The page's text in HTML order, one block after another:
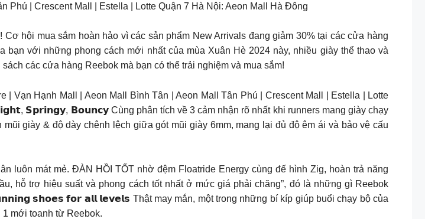
Phú | Crescent Mall | Estella | Lotte Quận 7 Hà Nội: Aeon Mall Hà Đông
sắm hoàn hảo vì các sản phẩm New Arrivals đang giảm 30% tại các cửa hàng
với những phong cách mới nhất của mùa Xuân Hè 2024 này, nhiều giày thể thao và
các cửa hàng Reebok mà bạn có thể trải nghiệm và mua sắm!
Hạnh Mall | Aeon Mall Bình Tân | Aeon Mall Tân Phú | Crescent Mall | Estella | Lotte
𝗦𝗽𝗿𝗶𝗻𝗴𝘆, 𝗕𝗼𝘂𝗻𝗰𝘆 Cùng phân tích về 3 cảm nhận rõ nhất khi runners mang giày chạy
giày & độ dày chênh lệch giữa gót mũi giày 6mm, mang lại đủ độ êm ái và bảo vệ cấu
luôn mát mẻ. ĐÀN HỒI TỐT nhờ đệm Floatride Energy cùng đế hình Zig, hoàn trả năng
hỗ trợ hiệu suất và phong cách tốt nhất ở mức giá phải chăng”, đó là những gì Reebok
𝘀𝗵𝗼𝗲𝘀 𝗳𝗼𝗿 𝗮𝗹𝗹 𝗹𝗲𝘃𝗲𝗹𝘀 Thật may mắn, một trong những bí kíp giúp buổi chạy bộ của
1 mới toanh từ Reebok.